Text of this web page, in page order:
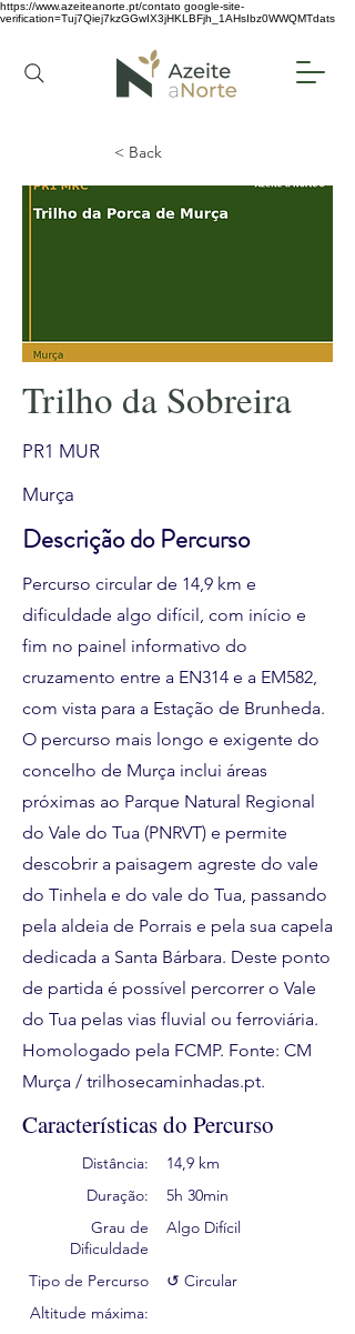
https://www.azeiteanorte.pt/contato google-site-
verification=Tuj7Qiej7kzGGwIX3jHKLBFjh_1AHsIbz0WWQMTdats
< Back
Trilho da Sobreira
PR1 MUR
Murça
Descrição do Percurso
Percurso circular de 14,9 km e
dificuldade algo difícil, com início e
fim no painel informativo do
cruzamento entre a EN314 e a EM582,
com vista para a Estação de Brunheda.
O percurso mais longo e exigente do
concelho de Murça inclui áreas
próximas ao Parque Natural Regional
do Vale do Tua (PNRVT) e permite
descobrir a paisagem agreste do vale
do Tinhela e do vale do Tua, passando
pela aldeia de Porrais e pela sua capela
dedicada a Santa Bárbara. Deste ponto
de partida é possível percorrer o Vale
do Tua pelas vias fluvial ou ferroviária.
Homologado pela FCMP. Fonte: CM
Murça / trilhosecaminhadas.pt.
Características do Percurso
Distância:
Duração:
Grau de
Dificuldade
Tipo de Percurso
Altitude máxima:
14,9 km
5h 30min
Algo Difícil
↺ Circular